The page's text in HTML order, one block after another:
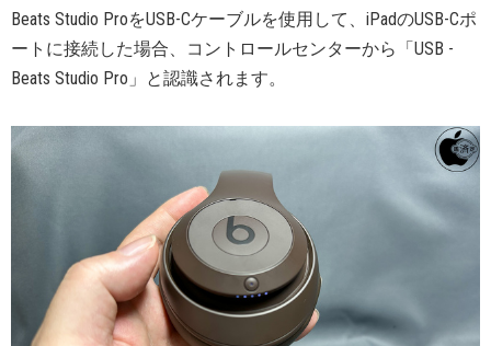
Beats Studio ProをUSB-Cケーブルを使用して、iPadのUSB-Cポ
ートに接続した場合、コントロールセンターから「USB -
Beats Studio Pro」と認識されます。